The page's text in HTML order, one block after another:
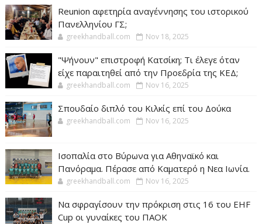
Reunion αφετηρία αναγέννησης του ιστορικού
Πανελληνίου ΓΣ;
greekhandball.com Nov 18, 2025
"Ψήνουν" επιστροφή Κατσίκη; Τι έλεγε όταν
είχε παραιτηθεί από την Προεδρία της ΚΕΔ;
greekhandball.com Nov 16, 2025
Σπουδαίο διπλό του Κιλκίς επί του Δούκα
greekhandball.com Nov 16, 2025
Ισοπαλία στο Βύρωνα για Αθηναϊκό και
Πανόραμα. Πέρασε από Καματερό η Νεα Ιωνία.
greekhandball.com Nov 16, 2025
Να σφραγίσουν την πρόκριση στις 16 του EHF
Cup οι γυναίκες του ΠΑΟΚ